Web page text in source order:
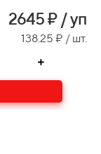
2645₽ / уп
138.25 ₽ / шт.